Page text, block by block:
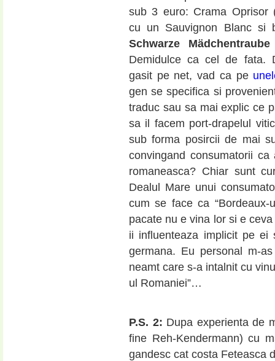
sub 3 euro: Crama Oprisor
cu un Sauvignon Blanc si
Schwarze Mädchentraube
Demidulce ca cel de fata.
gasit pe net, vad ca pe
gen se specifica si
traduc sau sa mai explic ce
sa il facem port-drapelul
sub forma posircii de mai
convingand consumatorii
romaneasca? Chiar sunt
Dealul Mare unui
cum se face ca “Bordeaux-
pacate nu e vina lor si e
ii influenteaza implicit pe
germana. Eu personal m-
neamt care s-a intalnit cu
ul Romaniei”…
P.S. 2: Dupa experienta de
fine Reh-Kendermann) cu
gandesc cat costa Feteasca